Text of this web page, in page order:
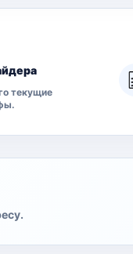
текущие